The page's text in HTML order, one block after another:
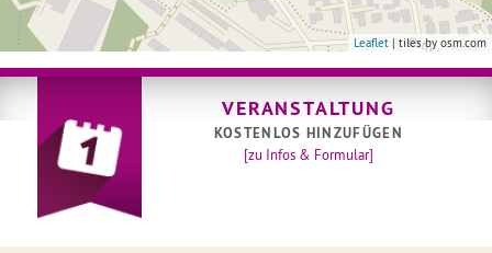
Leaflet | tiles by osm.com
VERANSTALTUNG
KOSTENLOS HINZUFÜGEN
[zu Infos & Formular]